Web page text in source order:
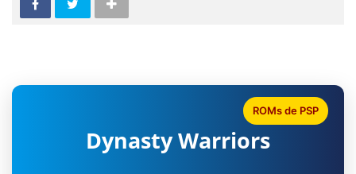
Dynasty Warriors
ROMs de PSP